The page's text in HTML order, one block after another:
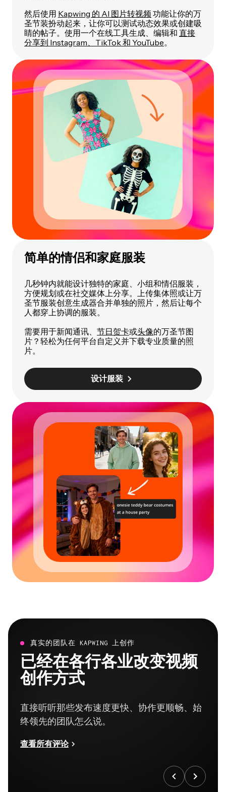
然后使用 Kapwing 的 AI 图片转视频 功能让你的万
圣节装扮动起来，让你可以测试动态效果或创建吸
睛的帖子。使用一个在线工具生成、编辑和 直接
分享到 Instagram、TikTok 和 YouTube。
简单的情侣和家庭服装
几秒钟内就能设计独特的家庭、小组和情侣服装，
方便规划或在社交媒体上分享。上传集体照或让万
圣节服装创意生成器合并单独的照片，然后让每个
人都穿上协调的服装。
需要用于新闻通讯、 节日贺卡或头像的万圣节图
片？轻松为任何平台自定义并下载专业质量的照
片。
设计服装
真实的团队在 KAPWING 上创作
已经在各行各业改变视频
创作方式
直接听听那些发布速度更快、协作更顺畅、始
终领先的团队怎么说。
查看所有评论